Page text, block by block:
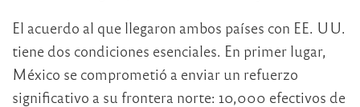
El acuerdo al que llegaron ambos países con EE. UU.
tiene dos condiciones esenciales. En primer lugar,
México se comprometió a enviar un refuerzo
significativo a su frontera norte: 10,000 efectivos de